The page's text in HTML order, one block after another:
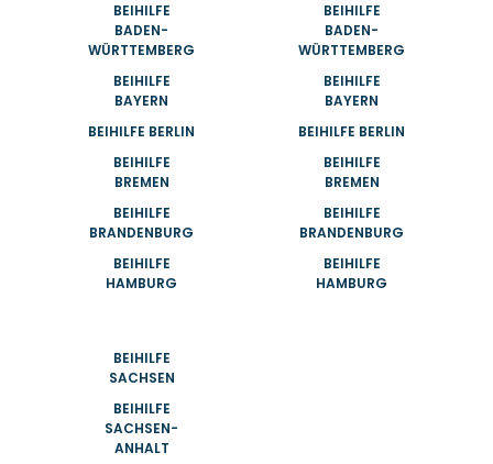
BEIHILFE
BADEN-
WÜRTTEMBERG
BEIHILFE
BAYERN
BEIHILFE BERLIN
BEIHILFE
BREMEN
BEIHILFE
BRANDENBURG
BEIHILFE
HAMBURG
BEIHILFE
BADEN-
WÜRTTEMBERG
BEIHILFE
BAYERN
BEIHILFE BERLIN
BEIHILFE
BREMEN
BEIHILFE
BRANDENBURG
BEIHILFE
HAMBURG
BEIHILFE
SACHSEN
BEIHILFE
SACHSEN-
ANHALT